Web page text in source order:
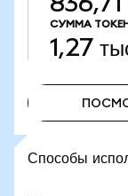
СУММА
1,27
Способы